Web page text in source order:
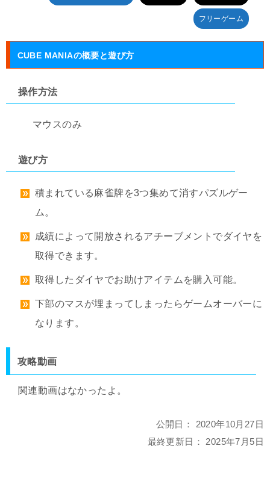
フリーゲーム
CUBE MANIAの概要と遊び方
操作方法
マウスのみ
遊び方
積まれている麻雀牌を3つ集めて消すパズルゲー
ム。
成績によって開放されるアチーブメントでダイヤを
取得できます。
取得したダイヤでお助けアイテムを購入可能。
下部のマスが埋まってしまったらゲームオーバーに
なります。
攻略動画
関連動画はなかったよ。
公開日： 2020年10月27日
最終更新日：2025年7月5日